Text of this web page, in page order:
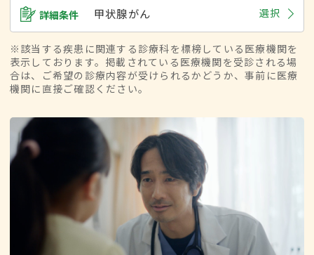
詳細条件 甲状腺がん 選択
※該当する疾患に関連する診療科を標榜している医療機関を
表示しております。掲載されている医療機関を受診される場
合は、ご希望の診療内容が受けられるかどうか、事前に医療
機関に直接ご確認ください。